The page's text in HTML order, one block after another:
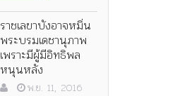
ราชเลขาบังอาจหมิ่น
พระบรมเดชานุภาพ
เพราะมีผู้มีอิทธิพล
หนุนหลัง
พ.ย. 11, 2016